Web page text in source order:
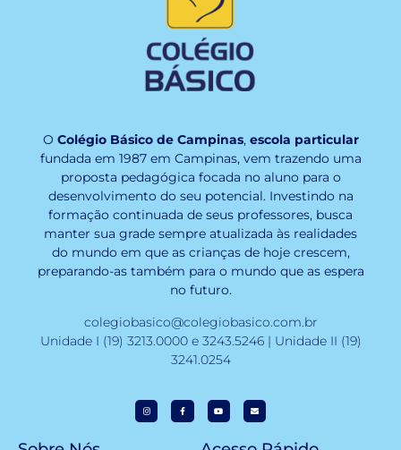
O Colégio Básico de Campinas, escola particular
fundada em 1987 em Campinas, vem trazendo uma
proposta pedagógica focada no aluno para o
desenvolvimento do seu potencial. Investindo na
formação continuada de seus professores, busca
manter sua grade sempre atualizada às realidades
do mundo em que as crianças de hoje crescem,
preparando-as também para o mundo que as espera
no futuro.
colegiobasico@colegiobasico.com.br
Unidade I (19) 3213.0000 e 3243.5246 | Unidade II (19)
3241.0254